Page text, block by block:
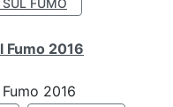
FUMO
Fumo 2016
2016